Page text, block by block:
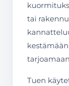
tai
Tuen